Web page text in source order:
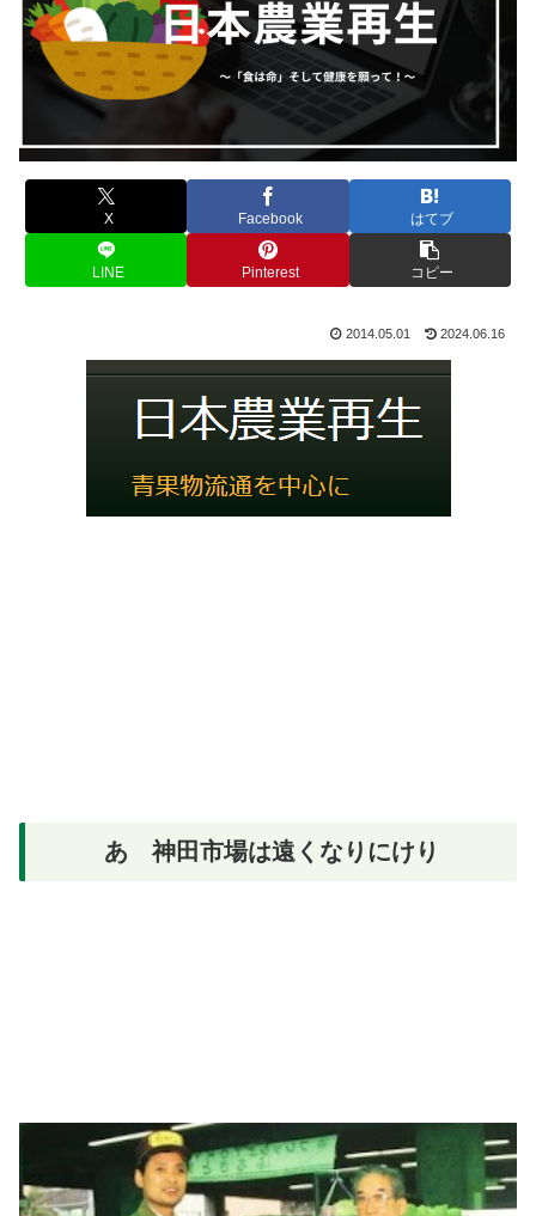
X Facebook はてブ
LINE Pinterest コピー
2014.05.01 2024.06.16
あゝ神田市場は遠くなりにけり